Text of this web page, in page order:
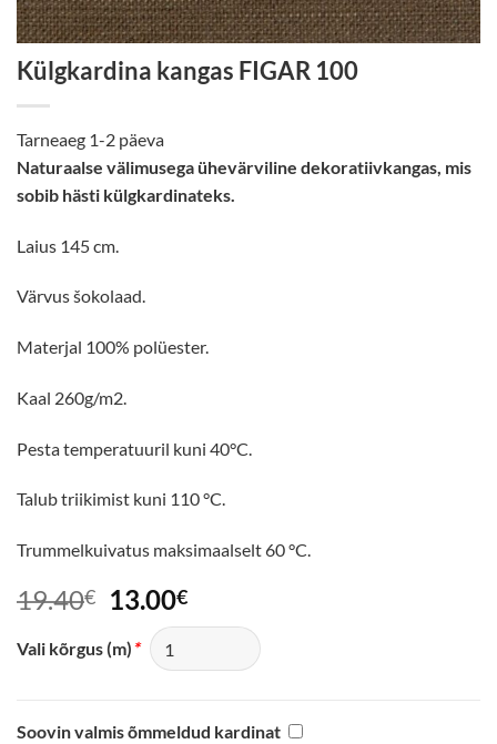
Külgkardina kangas FIGAR 100
Tarneaeg 1-2 päeva
Naturaalse välimusega ühevärviline dekoratiivkangas, mis
sobib hästi külgkardinateks.
Laius 145 cm.
Värvus šokolaad.
Materjal 100% polüester.
Kaal 260g/m2.
Pesta temperatuuril kuni 40°C.
Talub triikimist kuni 110 °C.
Trummelkuivatus maksimaalselt 60 °C.
19.40€
Algne
hind
oli:
19.40€.
13.00€Praegune
hind
13.00€.
Vali kõrgus (m)*
Soovin valmis õmmeldud kardinat